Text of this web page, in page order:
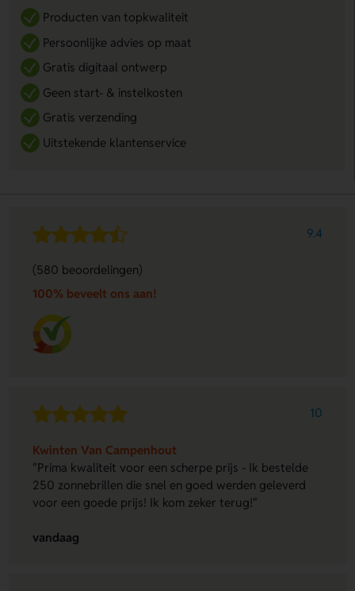
Producten van topkwaliteit
Persoonlijke advies op maat
Gratis digitaal ontwerp
Geen start- & instelkosten
Gratis verzending
Uitstekende klantenservice
9.4
(580 beoordelingen)
100% beveelt ons aan!
10
Kwinten Van Campenhout
"Prima kwaliteit voor een scherpe prijs - Ik bestelde
250 zonnebrillen die snel en goed werden geleverd
voor een goede prijs! Ik kom zeker terug!"
vandaag